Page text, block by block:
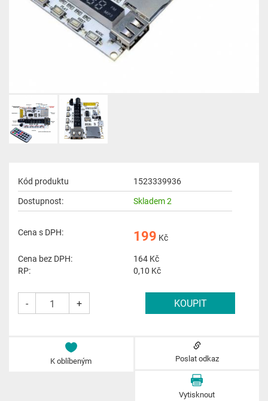
Kód produktu
1523339936
Dostupnost:
Skladem 2
Cena s DPH: 199 Kč
Cena bez DPH:
164 Kč
RP:
0,10 Kč
- +
K oblíbeným Poslat odkaz
Vytisknout